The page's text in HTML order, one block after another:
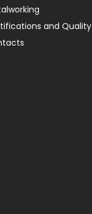
and Quality